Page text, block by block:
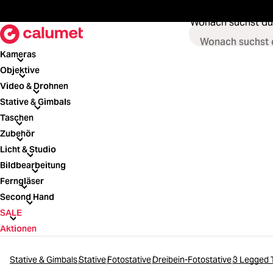
Wonach suchst
Kameras
Kameras
Objektive
Objektive
Video & Drohnen
Video & Drohnen
Stative & Gimbals
Stative & Gimbals
Taschen
Taschen
Zubehör
Zubehör
Licht & Studio
Licht & Studio
Bildbearbeitung
Bildbearbeitung
Ferngläser
Ferngläser
Second Hand
Second Hand
SALE
SALE
Aktionen
Stative & GimbalsStativeFotostativeDreibein-Fotostative3 Legged